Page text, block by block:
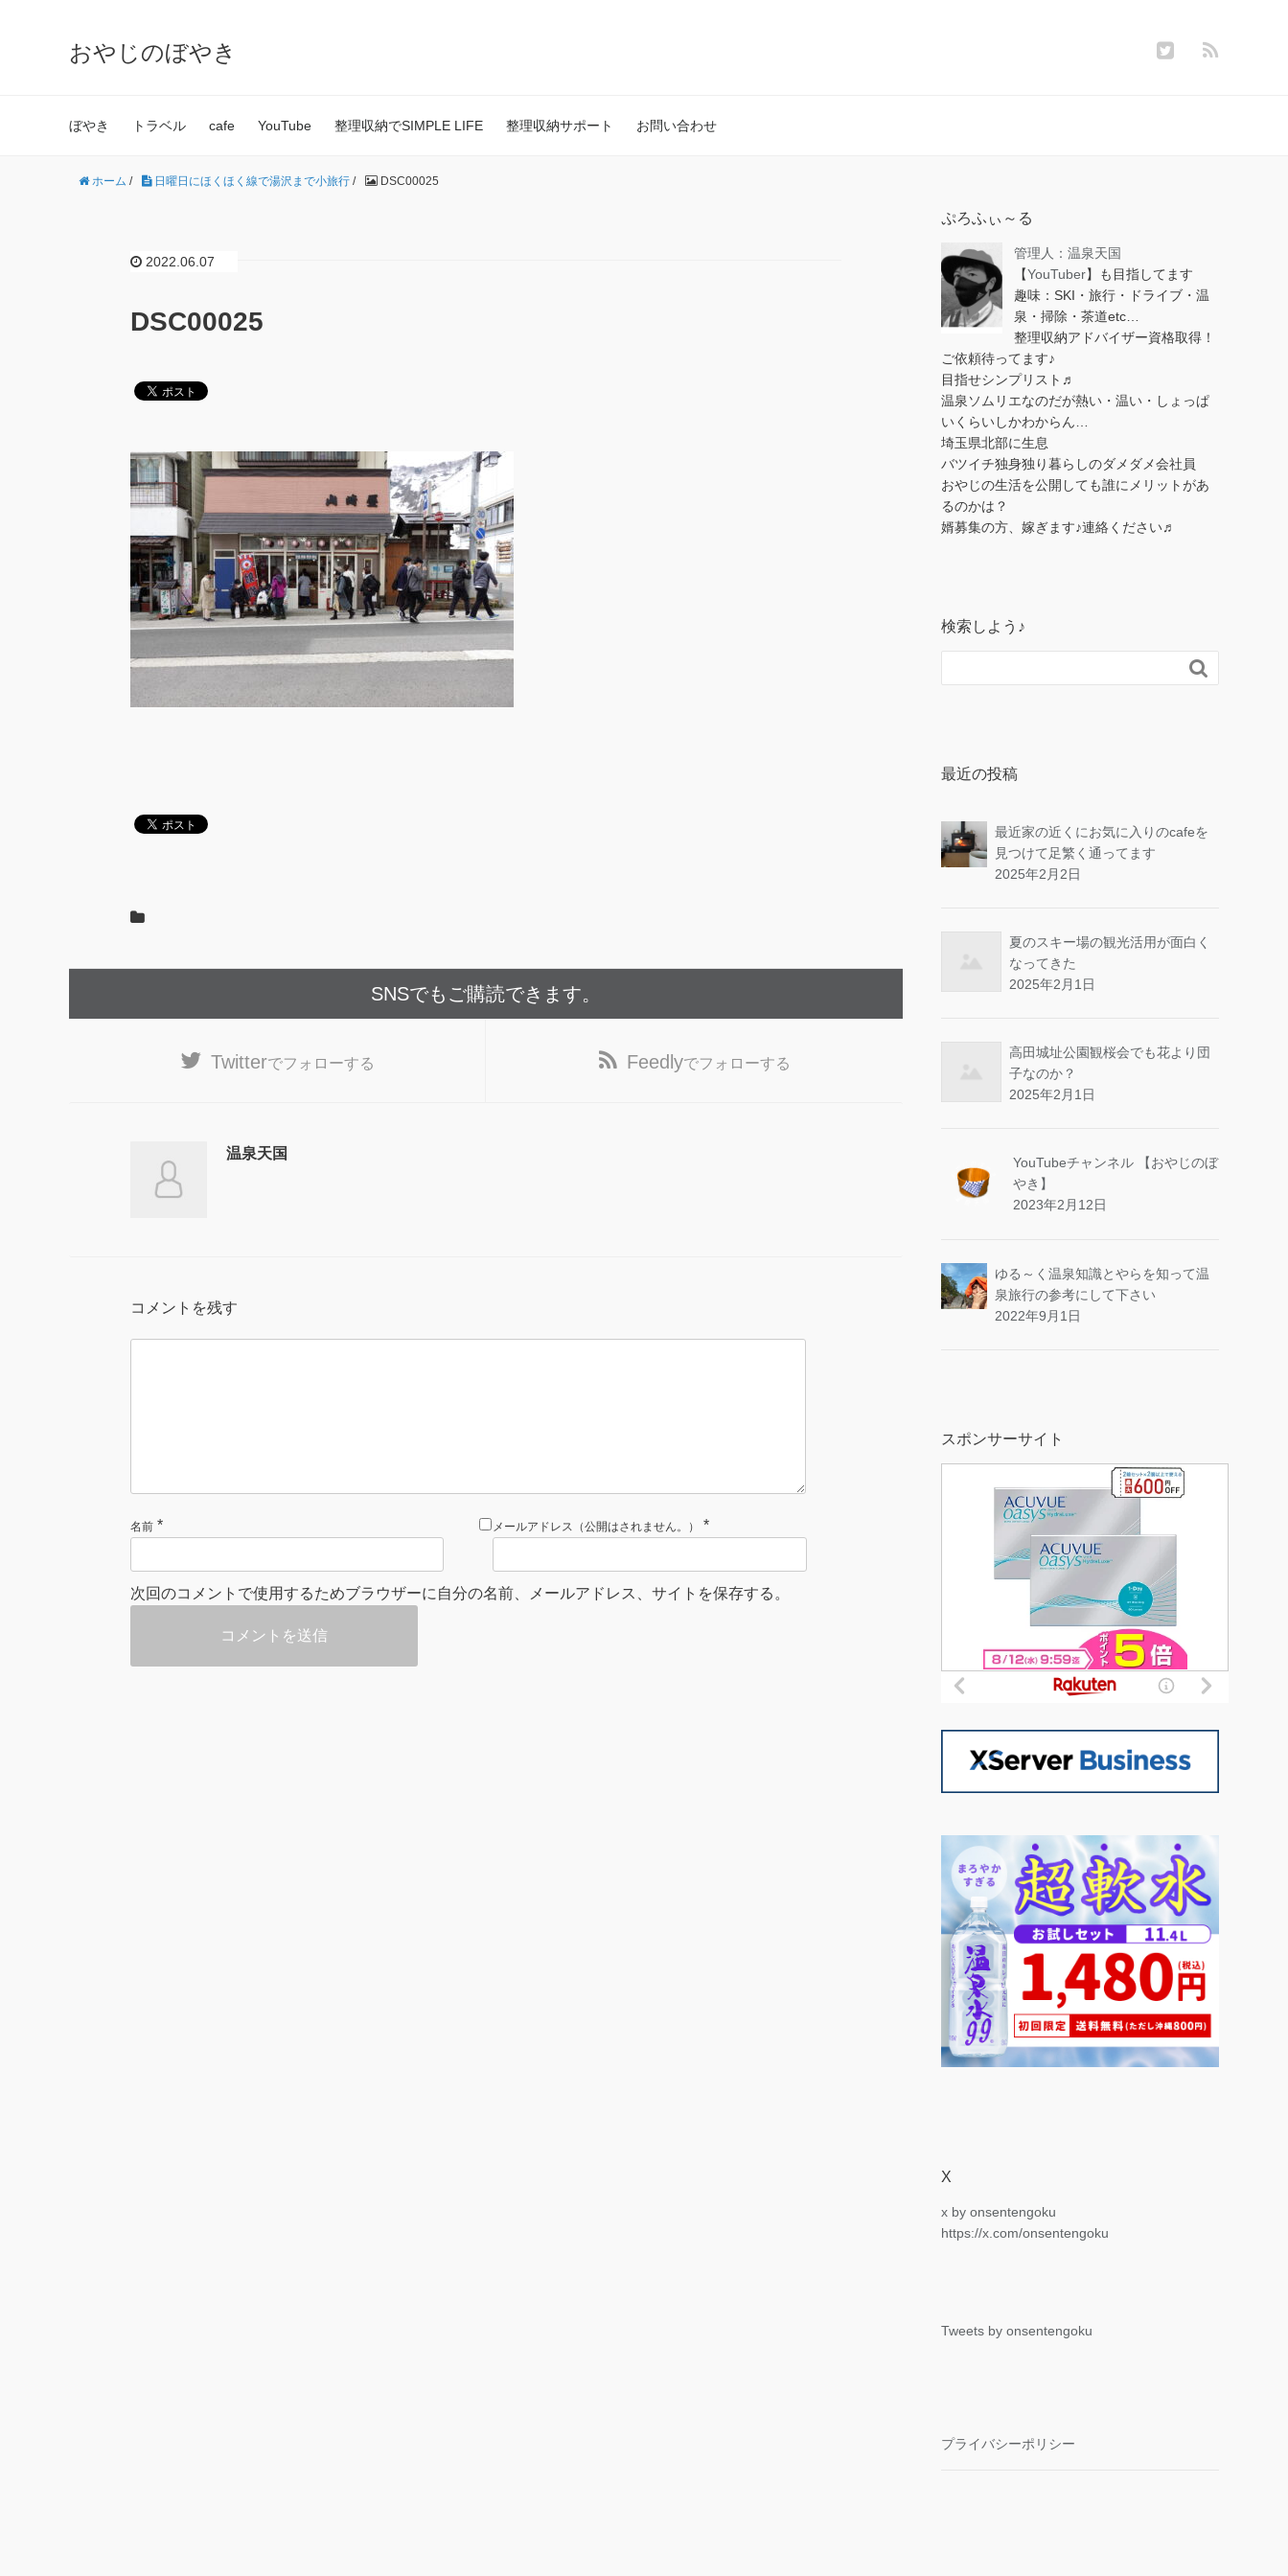
おやじのぼやき
ぼやき トラベル cafe YouTube 整理収納でSIMPLE LIFE 整理収納サポート お問い合わせ
ホーム / 日曜日にほくほく線で湯沢まで小旅行 / DSC00025
2022.06.07
DSC00025
SNSでもご購読できます。
Twitterでフォローする Feedlyでフォローする
温泉天国
コメントを残す
名前 * メールアドレス（公開はされません。） *
次回のコメントで使用するためブラウザーに自分の名前、メールアドレス、サイトを保存する。
ぷろふぃ～る
管理人：温泉天国
【YouTuber】も目指してます
趣味：SKI・旅行・ドライブ・温
泉・掃除・茶道etc…
整理収納アドバイザー資格取得！
ご依頼待ってます♪
目指せシンプリスト♬
温泉ソムリエなのだが熱い・温い・しょっぱ
いくらいしかわからん…
埼玉県北部に生息
バツイチ独身独り暮らしのダメダメ会社員
おやじの生活を公開しても誰にメリットがあ
るのかは？
婿募集の方、嫁ぎます♪連絡ください♬
検索しよう♪

最近の投稿
最近家の近くにお気に入りのcafeを
見つけて足繁く通ってます
2025年2月2日
夏のスキー場の観光活用が面白く
なってきた
2025年2月1日
高田城址公園観桜会でも花より団
子なのか？
2025年2月1日
YouTubeチャンネル 【おやじのぼ
やき】
2023年2月12日
ゆる～く温泉知識とやらを知って温
泉旅行の参考にして下さい
2022年9月1日
スポンサーサイト
X
x by onsentengoku
https://x.com/onsentengoku
Tweets by onsentengoku
プライバシーポリシー